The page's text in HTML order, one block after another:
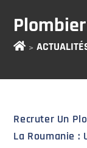
>
Recruter Un
La Roumanie :